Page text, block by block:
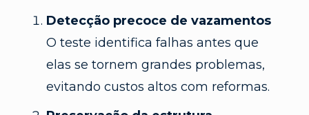
Detecção precoce de vazamentos
O teste identifica falhas antes que
elas se tornem grandes problemas,
evitando custos altos com reformas.